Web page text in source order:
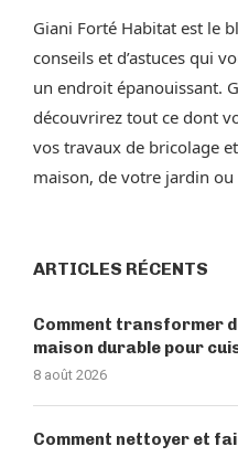
Giani Forté Habitat est le
conseils et d’astuces qui
un endroit épanouissant.
découvrirez tout ce dont
vos travaux de bricolage
maison, de votre jardin
ARTICLES RÉCENTS
Comment transformer
maison durable pour
8 août 2026
Comment nettoyer et